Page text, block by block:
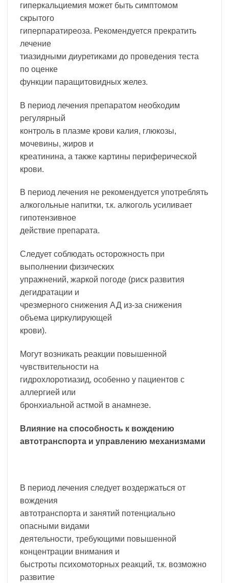
гиперкальциемия может быть симптомом
скрытого
гиперпаратиреоза. Рекомендуется прекратить
лечение
тиазидными диуретиками до проведения теста
по оценке
функции паращитовидных желез.
В период лечения препаратом необходим
регулярный
контроль в плазме крови калия, глюкозы,
мочевины, жиров и
креатинина, а также картины периферической
крови.
В период лечения не рекомендуется употреблять
алкогольные напитки, т.к. алкоголь усиливает
гипотензивное
действие препарата.
Следует соблюдать осторожность при
выполнении физических
упражнений, жаркой погоде (риск развития
дегидратации и
чрезмерного снижения АД из-за снижения
объема циркулирующей
крови).
Могут возникать реакции повышенной
чувствительности на
гидрохлоротиазид, особенно у пациентов с
аллергией или
бронхиальной астмой в анамнезе.
Влияние на способность к вождению
автотранспорта и управлению механизмами
В период лечения следует воздержаться от
вождения
автотранспорта и занятий потенциально
опасными видами
деятельности, требующими повышенной
концентрации внимания и
быстроты психомоторных реакций, т.к. возможно
развитие